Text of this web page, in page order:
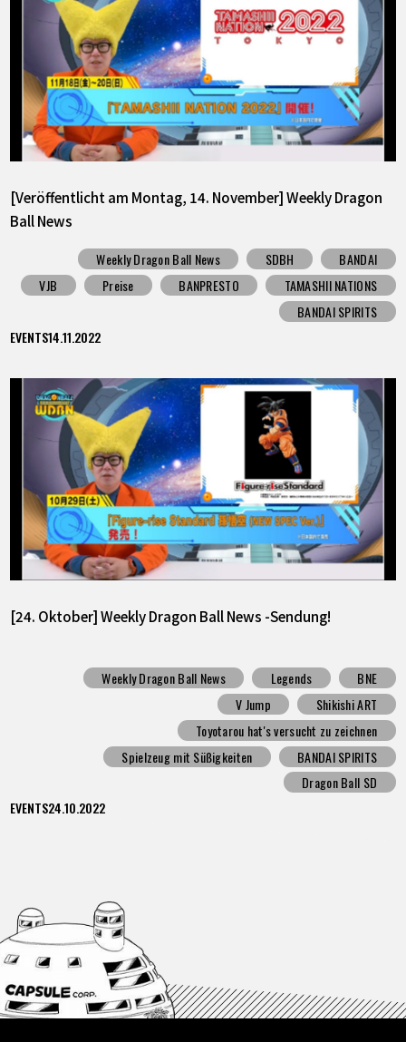
[Veröffentlicht am Montag, 14. November] Weekly Dragon
Ball News
Weekly Dragon Ball News SDBH
BANDAI
VJB
Preise BANPRESTO
TAMASHII NATIONS
BANDAI SPIRITS
EVENTS14.11.2022
[24. Oktober] Weekly Dragon Ball News -Sendung!
Weekly Dragon Ball News Legends
BNE
V Jump
Shikishi ART
Toyotarou hat's versucht zu zeichnen
Spielzeug mit Süßigkeiten
BANDAI SPIRITS
Dragon Ball SD
EVENTS24.10.2022